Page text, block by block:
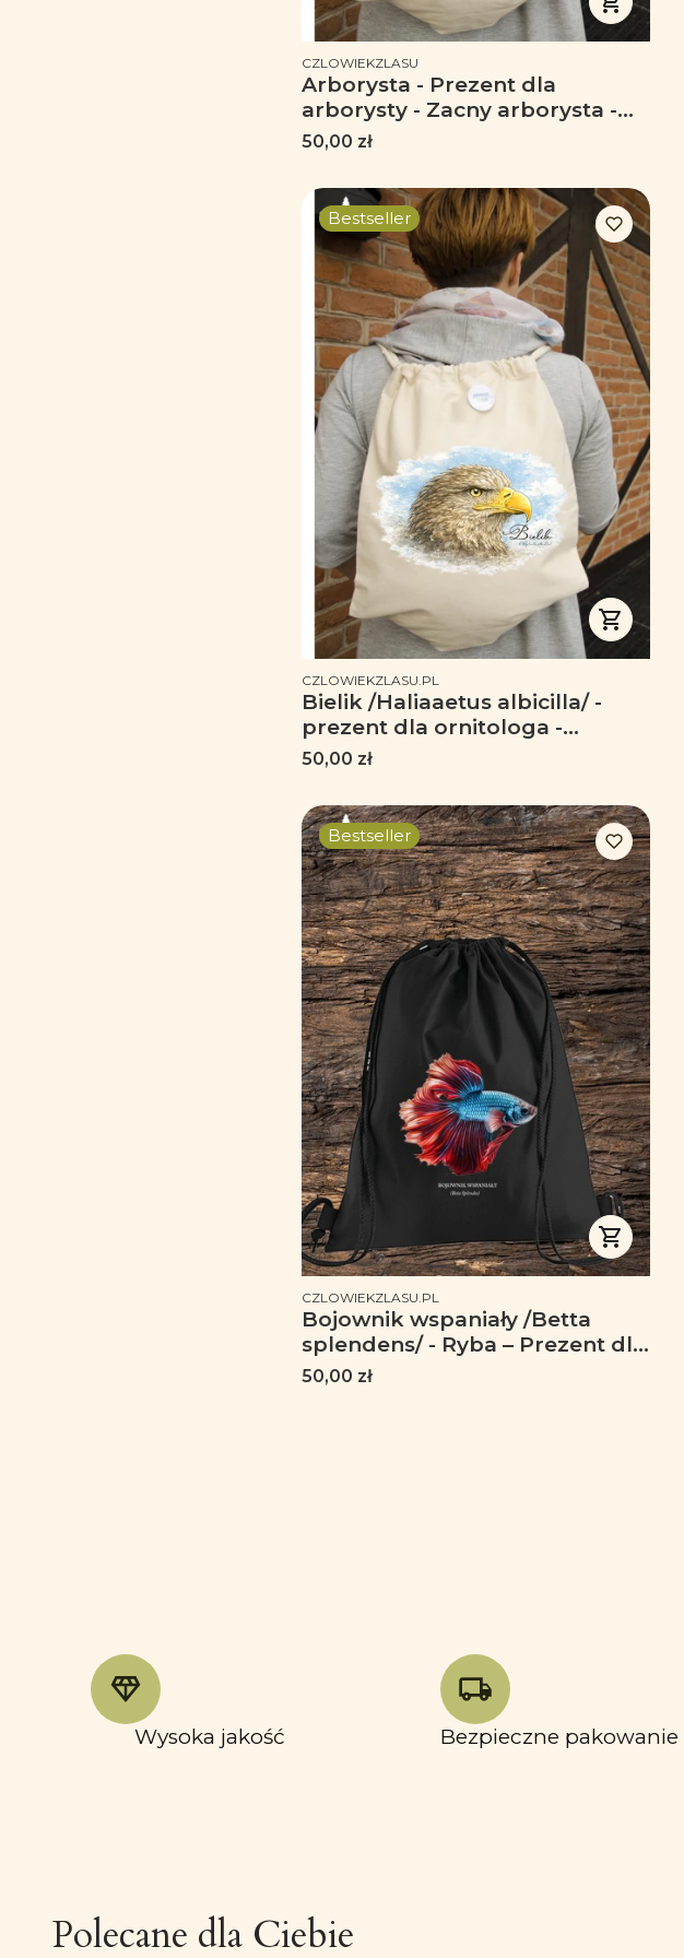
PRODUCENT
CZLOWIEKZLASU
Arborysta - Prezent dla
arborysty - Zacny arborysta -
Worek plecak
Cena
50,00 zł
Bestseller
PRODUCENT
CZLOWIEKZLASU.PL
Bielik /Haliaaetus albicilla/ -
prezent dla ornitologa -
Worek-Plecak
Cena
50,00 zł
Bestseller
PRODUCENT
CZLOWIEKZLASU.PL
Bojownik wspaniały /Betta
splendens/ - Ryba – Prezent dla
akwarysty - Prezent dla
Cena
50,00 zł
Wysoka jakość Bezpieczne pakowanie
Polecane dla Ciebie